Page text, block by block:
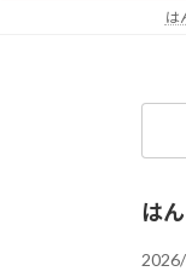
は
は